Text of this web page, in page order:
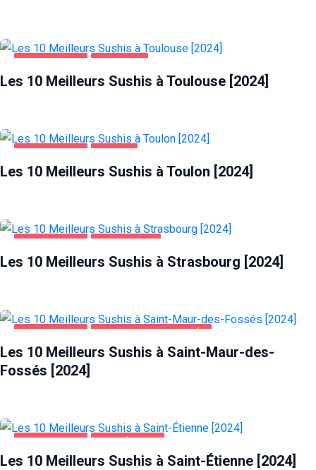
Les 10 Meilleurs Sushis à Toulouse [2024]
Les 10 Meilleurs Sushis à Toulon [2024]
Les 10 Meilleurs Sushis à Strasbourg [2024]
Les 10 Meilleurs Sushis à Saint-Maur-des-
Fossés [2024]
Les 10 Meilleurs Sushis à Saint-Étienne [2024]